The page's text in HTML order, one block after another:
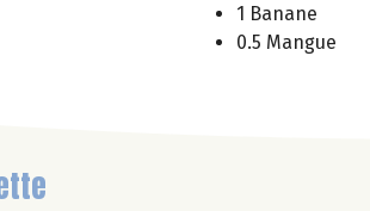
1 Banane
0.5 Mangue